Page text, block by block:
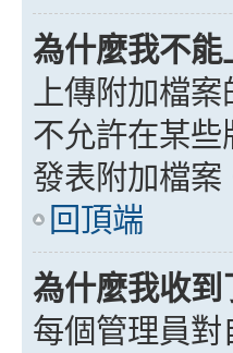
為什麼我不能
上傳附加檔
不允許在某
發表附加檔
回頂端
為什麼我收到
每個管理員